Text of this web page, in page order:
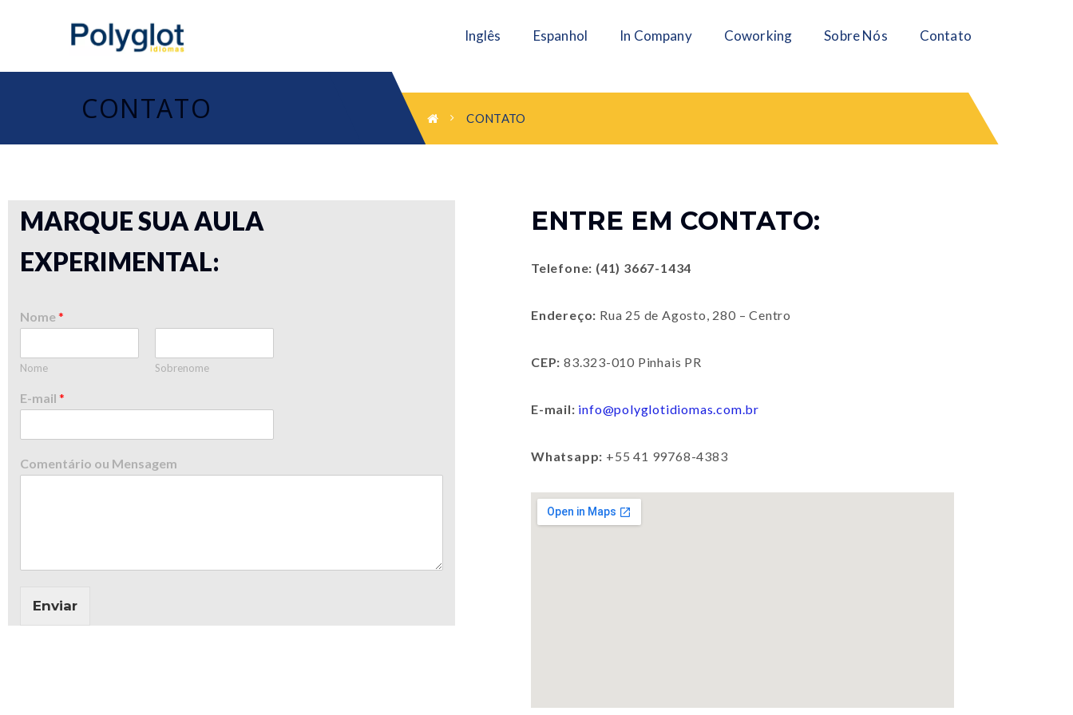
Inglês Espanhol In Company Coworking Sobre Nós Contato
CONTATO CONTATO
MARQUE SUA AULA
EXPERIMENTAL:
Nome*
Nome Sobrenome
E-mail *
Comentário ou Mensagem
Enviar
ENTRE EM CONTATO:
Telefone: (41) 3667-1434
Endereço: Rua 25 de Agosto, 280 – Centro
CEP: 83.323-010 Pinhais PR
E-mail: info@polyglotidiomas.com.br
Whatsapp: +55 41 99768-4383